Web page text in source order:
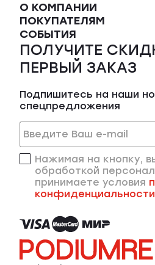
О КОМПАНИИ
ПОКУПАТЕЛЯМ
СОБЫТИЯ
ПОЛУЧИТЕ
ПЕРВЫЙ ЗАКАЗ
Подпишитесь на наши
спецпредложения
Нажимая на кнопку,
обработкой
принимаете условия
конфиденциальности